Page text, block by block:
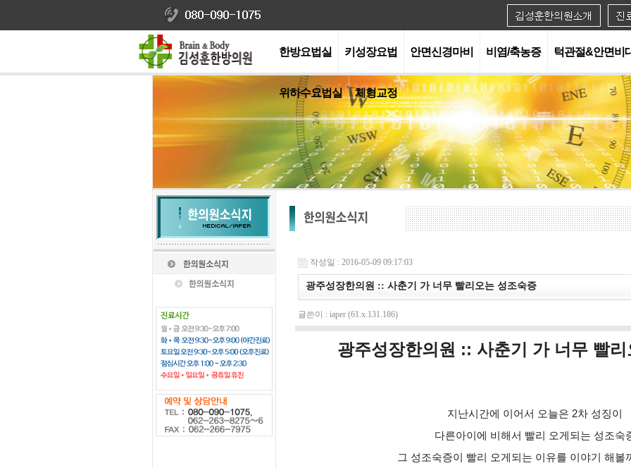
한방요법실 키성장요법 안면신경마비 비염/축농증 턱관절&안면비
위하수요법실 체형교정
작성일 : 2016-05-09 09:17:03
광주성장한의원 :: 사춘기 가 너무 빨리오는 성조숙증
글쓴이 : iaper (61.x.131.186)
광주성장한의원 :: 사춘기 가 너무 빨
지난시간에 이어서 오늘은 2차 성징이
다른아이에 비해서 빨리 오게되는 성조숙
그 성조숙증이 빨리 오게되는 이유를 이야기 해볼